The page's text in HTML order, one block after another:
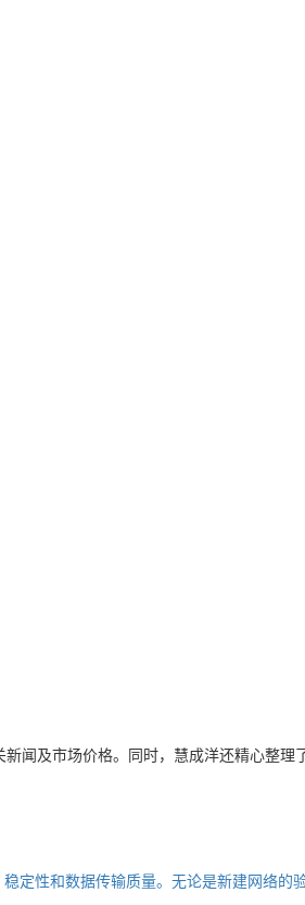
闻及市场价格。同时，慧成洋还精心整理
定性和数据传输质量。无论是新建网络的